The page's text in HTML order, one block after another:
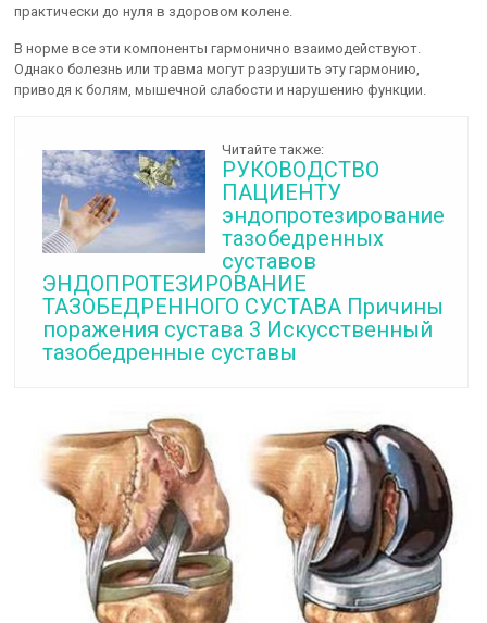
практически до нуля в здоровом колене.
В норме все эти компоненты гармонично взаимодействуют.
Однако болезнь или травма могут разрушить эту гармонию,
приводя к болям, мышечной слабости и нарушению функции.
Читайте также:
РУКОВОДСТВО
ПАЦИЕНТУ
эндопротезирование
тазобедренных
суставов
ЭНДОПРОТЕЗИРОВАНИЕ
ТАЗОБЕДРЕННОГО СУСТАВА Причины
поражения сустава 3 Искусственный
тазобедренныe суставы